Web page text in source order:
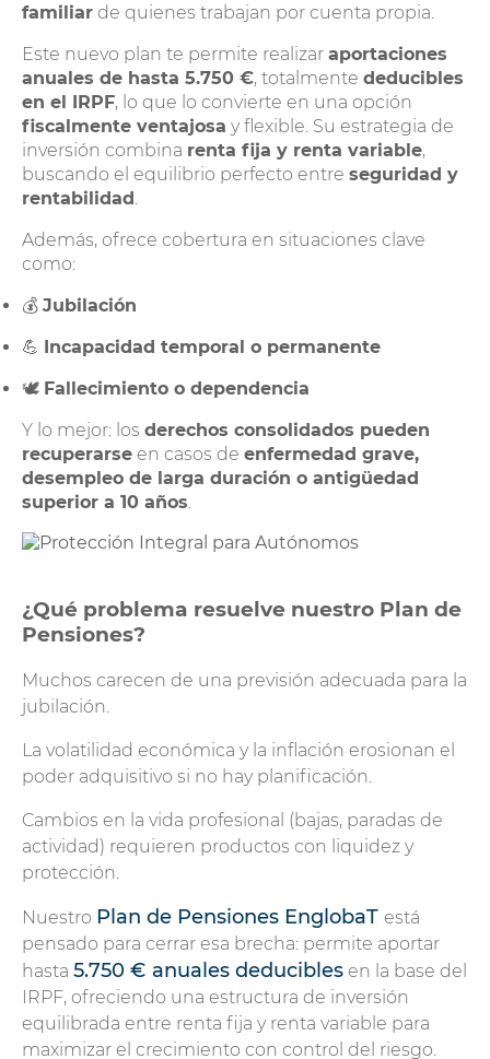
familiar de quienes trabajan por cuenta propia.
Este nuevo plan te permite realizar aportaciones
anuales de hasta 5.750 €, totalmente deducibles
en el IRPF, lo que lo convierte en una opción
fiscalmente ventajosa y flexible. Su estrategia de
inversión combina renta fija y renta variable,
buscando el equilibrio perfecto entre seguridad y
rentabilidad.
Además, ofrece cobertura en situaciones clave
como:
💰 Jubilación
💪 Incapacidad temporal o permanente
🕊️ Fallecimiento o dependencia
Y lo mejor: los derechos consolidados pueden
recuperarse en casos de enfermedad grave,
desempleo de larga duración o antigüedad
superior a 10 años.
¿Qué problema resuelve nuestro Plan de
Pensiones?
Muchos carecen de una previsión adecuada para la
jubilación.
La volatilidad económica y la inflación erosionan el
poder adquisitivo si no hay planificación.
Cambios en la vida profesional (bajas, paradas de
actividad) requieren productos con liquidez y
protección.
Nuestro Plan de Pensiones EnglobaT está
pensado para cerrar esa brecha: permite aportar
hasta 5.750 € anuales deducibles en la base del
IRPF, ofreciendo una estructura de inversión
equilibrada entre renta fija y renta variable para
maximizar el crecimiento con control del riesgo.